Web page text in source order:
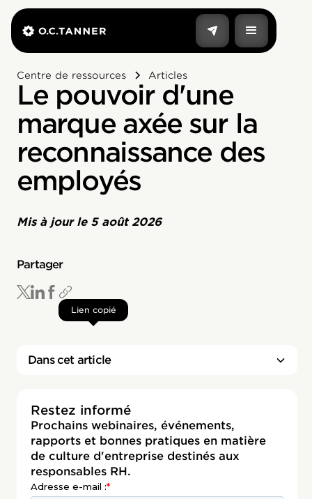
Centre de ressources Articles
Le pouvoir d'une
marque axée sur la
reconnaissance des
employés
Mis à jour le 5 août 2026
Partager
Lien copié
Dans cet article
Restez informé
Prochains webinaires, événements,
rapports et bonnes pratiques en matière
de culture d'entreprise destinés aux
responsables RH.